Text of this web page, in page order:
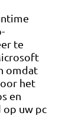
te
omdat
het
en
op uw pc